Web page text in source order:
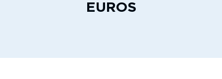
EUROS